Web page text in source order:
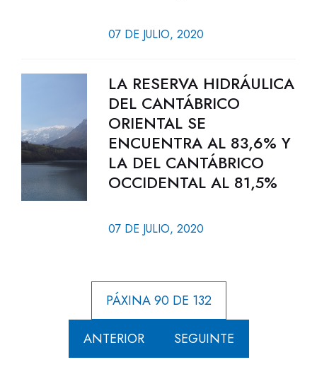
07 DE JULIO, 2020
LA RESERVA HIDRÁULICA
DEL CANTÁBRICO
ORIENTAL SE
ENCUENTRA AL 83,6% Y
LA DEL CANTÁBRICO
OCCIDENTAL AL 81,5%
07 DE JULIO, 2020
PÁXINA 90 DE 132
ANTERIOR SEGUINTE